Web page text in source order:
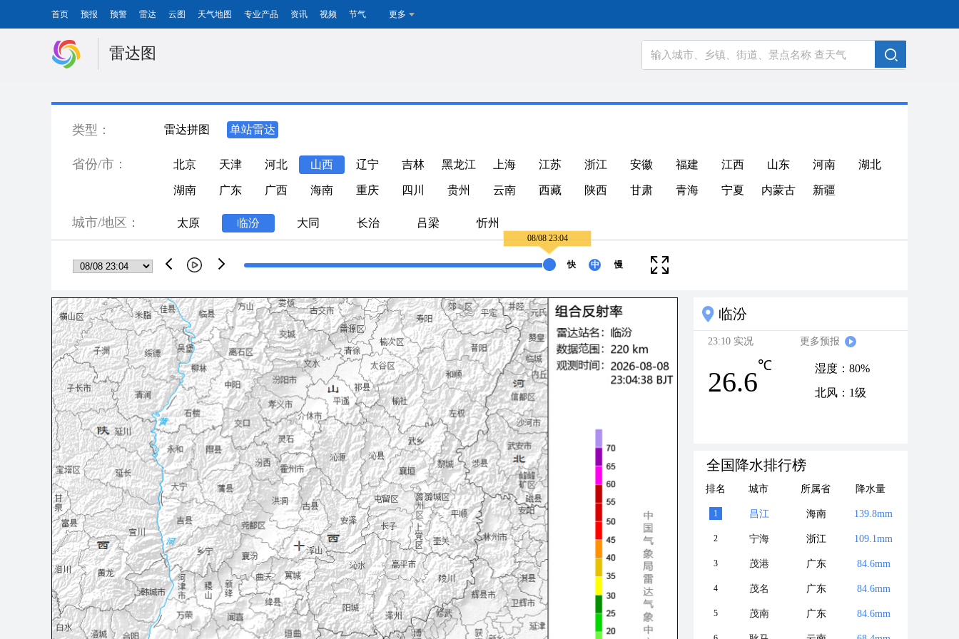
首页 预报 预警 雷达 云图 天气地图 专业产品 资讯 视频 节气 更多
雷达图
类型： 雷达拼图 单站雷达
省份/市： 北京 天津 河北 山西 辽宁 吉林 黑龙江 上海 江苏 浙江 安徽 福建 江西 山东 河南 湖北
湖南 广东 广西 海南 重庆 四川 贵州 云南 西藏 陕西 甘肃 青海 宁夏 内蒙古 新疆
城市/地区： 太原 临汾 大同 长治 吕梁 忻州
08/08 23:04
临汾
23:10 实况 更多预报
26.6
℃
湿度：80%
北风：1级
全国降水排行榜
排名 城市 所属省 降水量
1 昌江 海南 139.8mm
2 宁海 浙江 109.1mm
3 茂港 广东 84.6mm
4 茂名 广东 84.6mm
5 茂南 广东 84.6mm